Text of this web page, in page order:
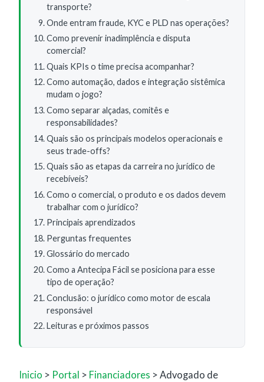
transporte?
Onde entram fraude, KYC e PLD nas operações?
Como prevenir inadimplência e disputa
comercial?
Quais KPIs o time precisa acompanhar?
Como automação, dados e integração sistêmica
mudam o jogo?
Como separar alçadas, comitês e
responsabilidades?
Quais são os principais modelos operacionais e
seus trade-offs?
Quais são as etapas da carreira no jurídico de
recebíveis?
Como o comercial, o produto e os dados devem
trabalhar com o jurídico?
Principais aprendizados
Perguntas frequentes
Glossário do mercado
Como a Antecipa Fácil se posiciona para esse
tipo de operação?
Conclusão: o jurídico como motor de escala
responsável
Leituras e próximos passos
Inicio > Portal > Financiadores > Advogado de